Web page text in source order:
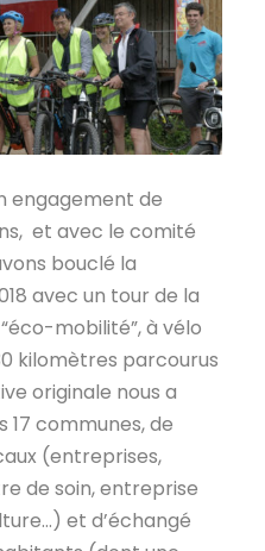
engagement de
et avec le comité
bouclé la
avec un tour de la
mobilité”, à vélo
kilomètres parcourus
originale nous a
communes, de
(entreprises,
de soin, entreprise
et d’échangé